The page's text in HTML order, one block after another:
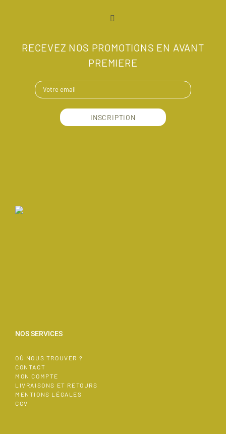
RECEVEZ NOS PROMOTIONS EN AVANT
PREMIERE
NOS SERVICES
OÙ NOUS TROUVER ?
CONTACT
MON COMPTE
LIVRAISONS ET RETOURS
MENTIONS LÉGALES
CGV